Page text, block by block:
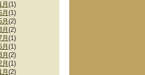
(1)
(1)
(2)
(2)
(1)
(1)
(2)
(1)
(2)